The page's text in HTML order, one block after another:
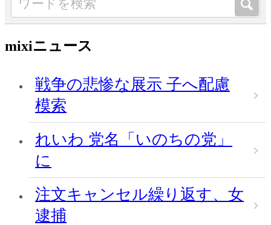
mixiニュース
戦争の悲惨な展示 子へ配慮
模索
れいわ 党名「いのちの党」
に
注文キャンセル繰り返す、女
逮捕